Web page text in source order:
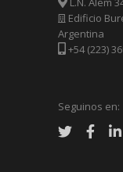
Edificio
Argentina
+54 (223)
Seguinos en: